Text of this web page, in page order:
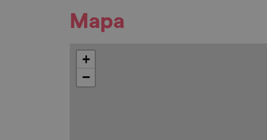
Mapa
+
−